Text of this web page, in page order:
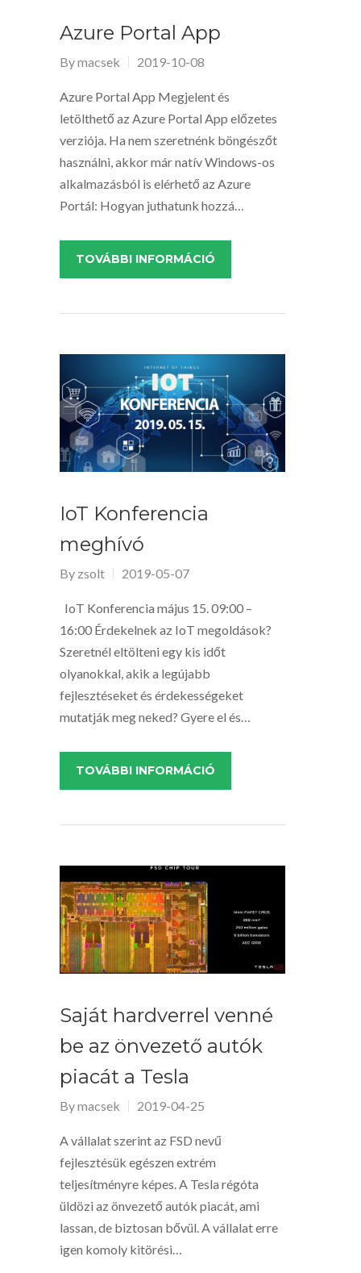
Azure Portal App
Bymacsek 2019-10-08
Azure Portal App Megjelent és
letölthető az Azure Portal App előzetes
verziója. Ha nem szeretnénk böngészőt
használni, akkor már natív Windows-os
alkalmazásból is elérhető az Azure
Portál: Hogyan juthatunk hozzá…
TOVÁBBI INFORMÁCIÓ
IoT Konferencia
meghívó
By zsolt 2019-05-07
IoT Konferencia május 15. 09:00 –
16:00 Érdekelnek az IoT megoldások?
Szeretnél eltölteni egy kis időt
olyanokkal, akik a legújabb
fejlesztéseket és érdekességeket
mutatják meg neked? Gyere el és…
TOVÁBBI INFORMÁCIÓ
Saját hardverrel venné
be az önvezető autók
piacát a Tesla
Bymacsek 2019-04-25
A vállalat szerint az FSD nevű
fejlesztésük egészen extrém
teljesítményre képes. A Tesla régóta
üldözi az önvezető autók piacát, ami
lassan, de biztosan bővül. A vállalat erre
igen komoly kitörési…